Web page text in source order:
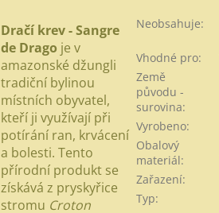
Dračí krev - Sangre
de Drago je v
amazonské džungli
tradiční bylinou
místních obyvatel,
kteří ji využívají při
potírání ran, krvácení
a bolesti. Tento
přírodní produkt se
získává z pryskyřice
stromu Croton
Neobsahuje:
Vhodné pro:
Země
původu -
surovina:
Vyrobeno:
Obalový
materiál:
Zařazení:
Typ: